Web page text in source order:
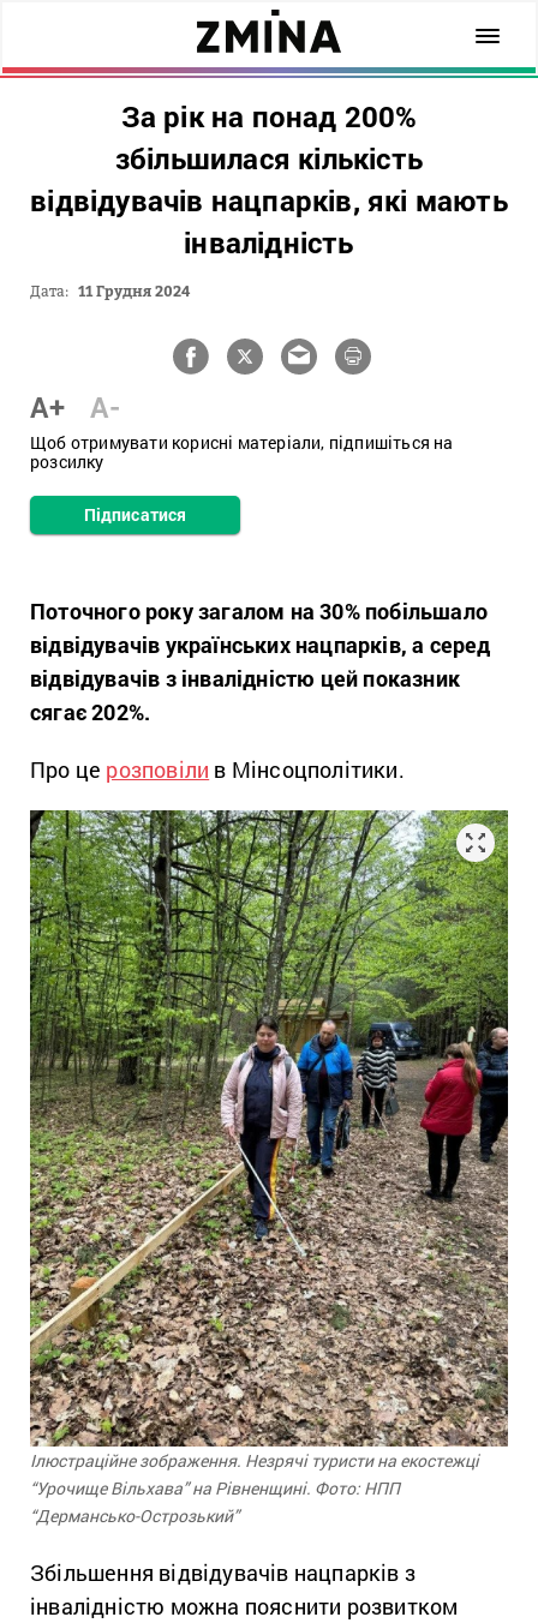
За рік на понад 200%
збільшилася кількість
відвідувачів нацпарків, які мають
інвалідність
Дата: 11 Грудня 2024
A+ A-
Щоб отримувати корисні матеріали, підпишіться на
розсилку
Підписатися
Поточного року загалом на 30% побільшало
відвідувачів українських нацпарків, а серед
відвідувачів з інвалідністю цей показник
сягає 202%.
Про це розповіли в Мінсоцполітики.
Ілюстраційне зображення. Незрячі туристи на екостежці
“Урочище Вільхава” на Рівненщині. Фото: НПП
“Дермансько-Острозький”
Збільшення відвідувачів нацпарків з
інвалідністю можна пояснити розвитком